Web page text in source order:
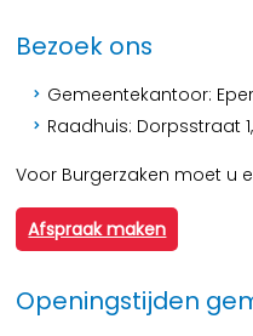
Bezoek ons
Gemeentekantoor:
Raadhuis: Dorpsstraat 1,
Voor Burgerzaken moet u
Afspraak maken
Openingstijden